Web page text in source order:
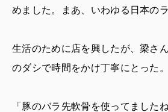
めました。まあ、いわゆる日本の
生活のために店を興したが、梁さ
のダシで時間をかけ丁寧にとった。
「豚のバラ先軟骨を使ってました